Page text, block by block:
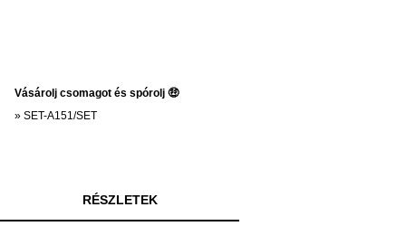
Vásárolj csomagot és spórolj 🤑
» SET-A151/SET
RÉSZLETEK